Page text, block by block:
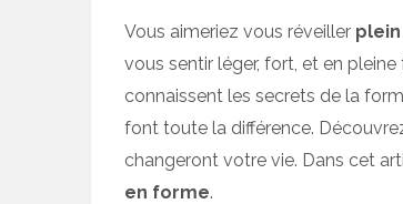
Vous aimeriez vous réveiller plein
vous sentir léger, fort, et en pleine
connaissent les secrets de la
font toute la différence.
changeront votre vie. Dans cet
en forme.